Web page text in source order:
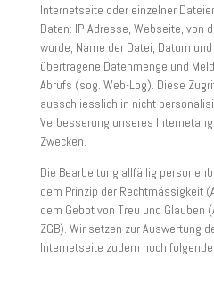
Internetseite oder einzelner
Daten: IP-Adresse, Webseite, von
wurde, Name der Datei, Datum
übertragene Datenmenge und
Abrufs (sog. Web-Log). Diese
ausschliesslich in nicht
Verbesserung unseres
Zwecken.
Die Bearbeitung allfällig
dem Prinzip der Rechtmässigkeit
dem Gebot von Treu und Glauben
ZGB). Wir setzen zur Auswertung
Internetseite zudem noch